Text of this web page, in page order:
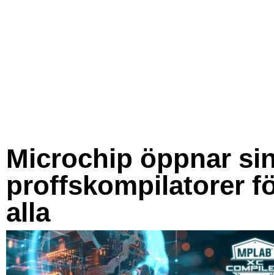
Microchip öppnar
proffskompilatorer
alla